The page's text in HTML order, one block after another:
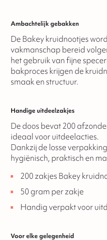
Ambachtelijk gebakken
De Bakey kruidnootjes
vakmanschap bereid
het gebruik van fijne
bakproces krijgen de
smaak en structuur.
Handige uitdeelzakjes
De doos bevat 200
ideaal voor uitdeelacties.
Dankzij de losse
hygiënisch, praktisch en
200 zakjes Bakey
50 gram per zakje
Handig verpakt voor
Voor elke gelegenheid